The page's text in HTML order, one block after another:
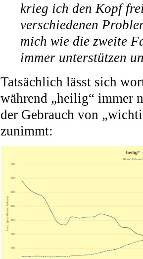
krieg ich den Kopf
verschiedenen
mich wie die zweite
immer unterstützen
Tatsächlich lässt sich
während „heilig“ immer
der Gebrauch von
zunimmt: